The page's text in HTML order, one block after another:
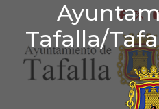
Tafalla/
Ir al contenido